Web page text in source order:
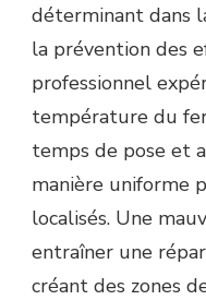
déterminant dans
la prévention des
professionnel
température du
temps de pose et
manière uniforme
localisés. Une
entraîner une
créant des zones